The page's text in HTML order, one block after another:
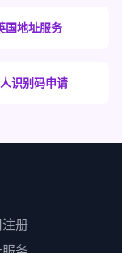
国地址服务
识别码申请
册